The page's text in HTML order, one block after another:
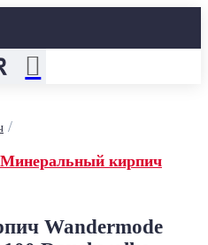
/
кирпич
Wandermode